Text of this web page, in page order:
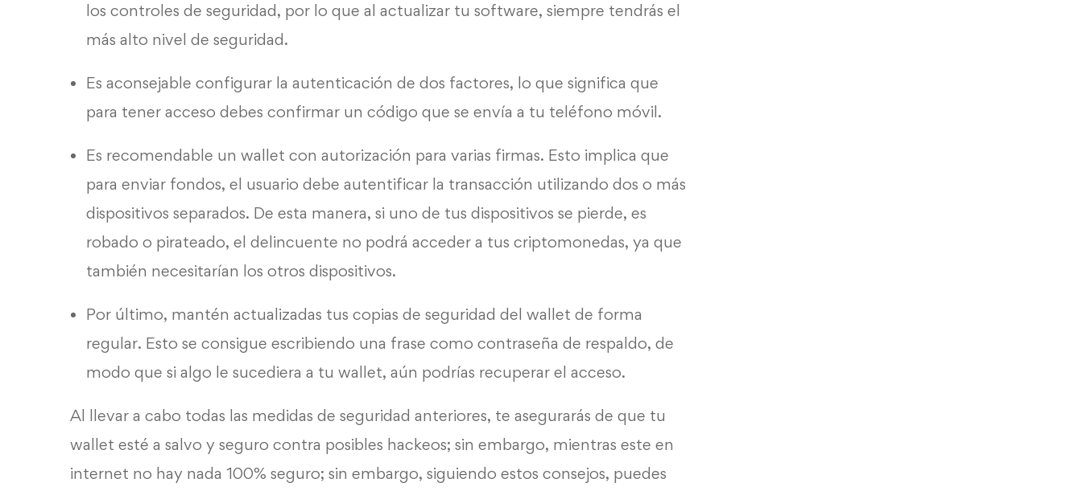
los controles de seguridad, por lo que al actualizar tu software, siempre tendrás el
más alto nivel de seguridad.
Es aconsejable configurar la autenticación de dos factores, lo que significa que
para tener acceso debes confirmar un código que se envía a tu teléfono móvil.
Es recomendable un wallet con autorización para varias firmas. Esto implica que
para enviar fondos, el usuario debe autentificar la transacción utilizando dos o más
dispositivos separados. De esta manera, si uno de tus dispositivos se pierde, es
robado o pirateado, el delincuente no podrá acceder a tus criptomonedas, ya que
también necesitarían los otros dispositivos.
Por último, mantén actualizadas tus copias de seguridad del wallet de forma
regular. Esto se consigue escribiendo una frase como contraseña de respaldo, de
modo que si algo le sucediera a tu wallet, aún podrías recuperar el acceso.
Al llevar a cabo todas las medidas de seguridad anteriores, te asegurarás de que tu
wallet esté a salvo y seguro contra posibles hackeos; sin embargo, mientras este en
internet no hay nada 100% seguro; sin embargo, siguiendo estos consejos, puedes